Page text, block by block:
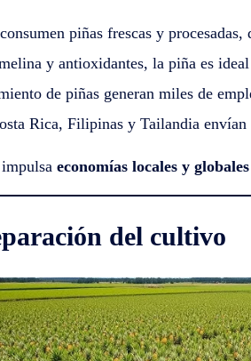
piñas frescas y
y antioxidantes, la piña es
de piñas generan miles de
Rica, Filipinas y Tailandia
economías locales y globales
del cultivo